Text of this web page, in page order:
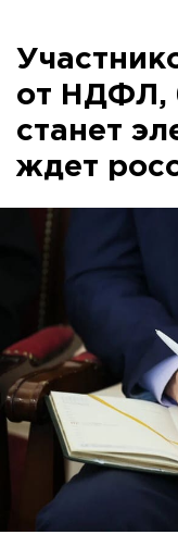
от НДФЛ,
станет
ждет